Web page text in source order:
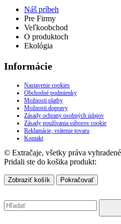
Náš príbeh
Pre Firmy
Veľkoobchod
O produktoch
Ekológia
Informácie
Nastavenie cookies
Obchodné podmienky
Možnosti platby
Možnosti dopravy
Zásady ochrany osobných údajov
Zásady používania súborov cookie
Reklamácie, vrátenie tovaru
Kontakt
© Extračaje, všetky práva vyhradené
Pridali ste do košika produkt:
Zobraziť košík Pokračovať